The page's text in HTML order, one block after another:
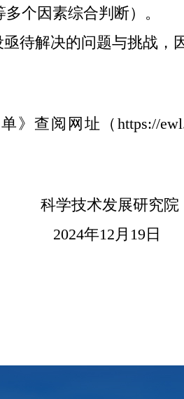
个因素综合判断）。
待解决的问题与挑战，
查阅网址（https://
研究院
19日